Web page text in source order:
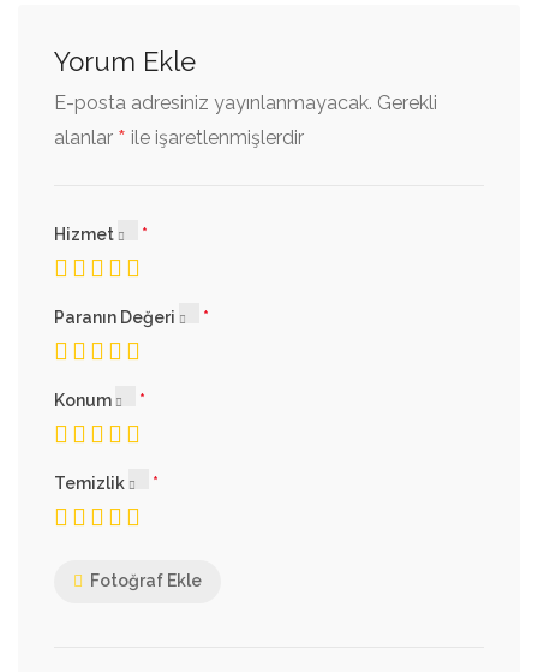
Yorum Ekle
E-posta adresiniz yayınlanmayacak. Gerekli
alanlar * ile işaretlenmişlerdir
Hizmet
Paranın Değeri
Konum
Temizlik
Fotoğraf Ekle